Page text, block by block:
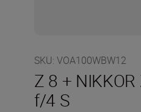
SKU: VOA100WBW12
Z 8 +
f/4 S